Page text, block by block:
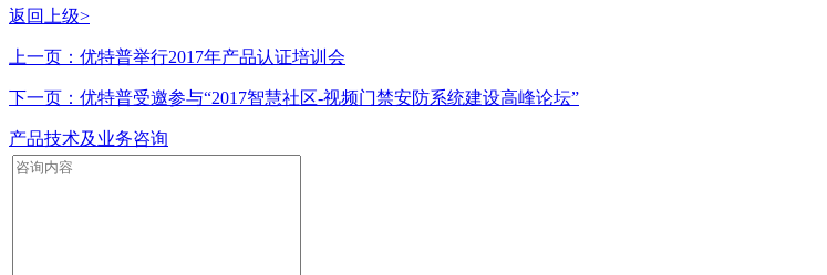
返回上级>
上一页：优特普举行2017年产品认证培训会
下一页：优特普受邀参与“2017智慧社区-视频门禁安防系统建设高峰论坛”
产品技术及业务咨询